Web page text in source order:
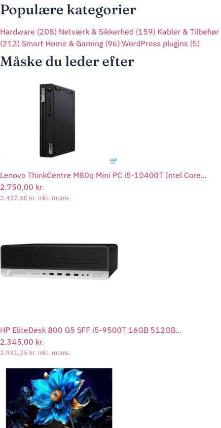
Populære kategorier
Hardware (208) Netværk & Sikkerhed (159) Kabler & Tilbehør
(212) Smart Home & Gaming (96) WordPress plugins (5)
Måske du leder efter
Lenovo ThinkCentre M80q Mini PC i5-10400T Intel Core...
2.750,00 kr.
3.437,50 kr. inkl. moms
HP EliteDesk 800 G5 SFF i5-9500T 16GB 512GB...
2.345,00 kr.
2.931,25 kr. inkl. moms